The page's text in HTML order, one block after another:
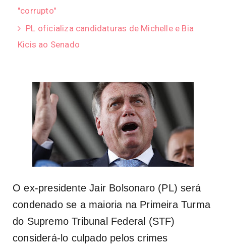
"corrupto"
PL oficializa candidaturas de Michelle e Bia
Kicis ao Senado
O ex-presidente Jair Bolsonaro (PL) será
condenado se a maioria na Primeira Turma
do Supremo Tribunal Federal (STF)
considerá-lo culpado pelos crimes